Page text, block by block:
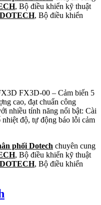
, Bộ điều khiển kỹ thuật
, Bộ điều khiển
FX3D-00 – Cảm biến 5
cao, đạt chuẩn công
nhiều tính năng nổi bật: Cài
độ, tự động báo lỗi cảm
phối Dotech chuyên cung
, Bộ điều khiển kỹ thuật
, Bộ điều khiển